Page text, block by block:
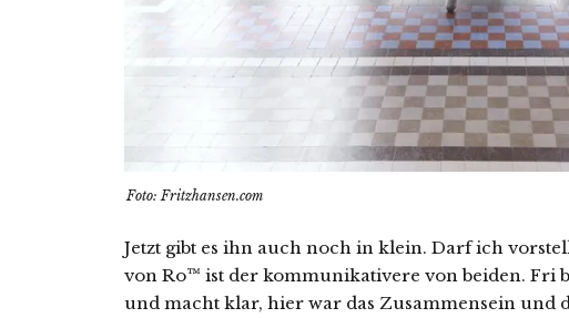
Foto: Fritzhansen.com
Jetzt gibt es ihn auch noch in klein. Darf ich
von Ro™ ist der kommunikativere von beiden. Fri
und macht klar, hier war das Zusammensein und